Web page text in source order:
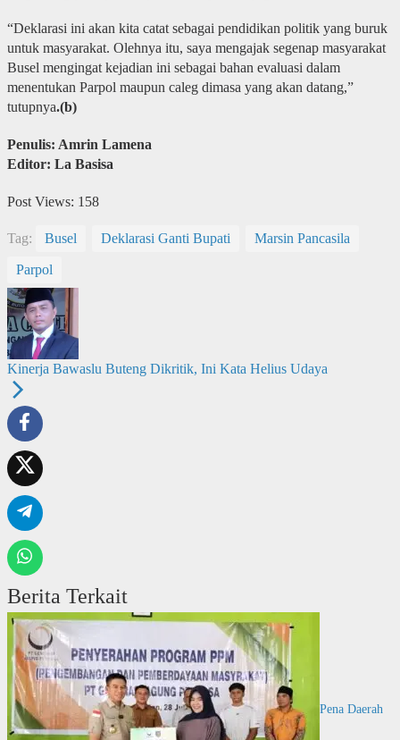
“Deklarasi ini akan kita catat sebagai pendidikan politik yang buruk
untuk masyarakat. Olehnya itu, saya mengajak segenap masyarakat
Busel mengingat kejadian ini sebagai bahan evaluasi dalam
menentukan Parpol maupun caleg dimasa yang akan datang,”
tutupnya.(b)
Penulis: Amrin Lamena
Editor: La Basisa
Post Views: 158
Tag: Busel Deklarasi Ganti Bupati Marsin Pancasila
Parpol
Kinerja Bawaslu Buteng Dikritik, Ini Kata Helius Udaya
Berita Terkait
Pena Daerah